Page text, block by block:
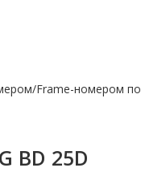
Frame-номером по
BD 25D